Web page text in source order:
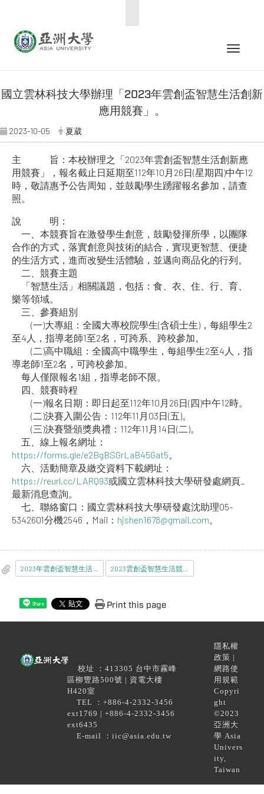
Toggle
國立雲林科技大學辦理「2023年雲創盃智慧生活創新
應用競賽」。
2023-10-05 夏葳
主 旨：本校辦理之「2023年雲創盃智慧生活創新應
用競賽」，報名截止日延期至112年10月26日(星期四)中午12
時，敬請惠予公告周知，並鼓勵學生踴躍報名參加，請查
照。
說 明：
一、本競賽旨在激發學生創意，鼓勵發揮所學，以團隊
合作的方式，落實創意與技術的結合，實現更智慧、便捷
的生活方式，進而改變生活體驗，並邁向商品化的行列。
二、競賽主題
「智慧生活」相關議題，包括：食、衣、住、行、育、
樂等領域。
三、參賽組別
(一)大專組：全國大專校院學生(含碩士生)，每組學生2
至4人，指導老師1至2名，可跨系、跨校參加。
(二)高中職組：全國高中職學生，每組學生2至4人，指
導老師1至2名，可跨校參加。
每人僅限報名1組，指導老師不限。
四、競賽時程
(一)報名日期：即日起至112年10月26日(四)中午12時。
(二)決賽入圍公告：112年11月03日(五)。
(三)決賽暨頒獎典禮：112年11月14日(二)。
五、線上報名網址：
https://forms.gle/e2BgBSGrLaB45Gat5。
六、活動簡章及繳交資料下載網址：
https://reurl.cc/LARQ93或國立雲林科技大學研發處網頁_
最新消息查詢。
七、聯絡窗口：國立雲林科技大學研發處沈助理05-
5342601分機2546，Mail： hjshen1678@gmail.com。
Share Print this page
校址 ：413305 台中市霧峰
區柳豐路500號 | 資電大樓
H420室
TEL ：+886-4-2332-3456
ext1769 | +886-4-2332-3456
ext6435
E-mail ：iic@asia.edu.tw
隱私權
政策 |
網路使
用規範
Copyri
ght
©2023
亞洲大
學 Asia
Univers
ity,
Taiwan